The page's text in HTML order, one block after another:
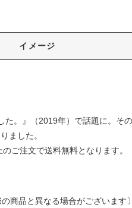
イメージ
。』（2019年）で話題に。そ
ました。
ご注文で送料無料となります。
商品と異なる場合がございます〕